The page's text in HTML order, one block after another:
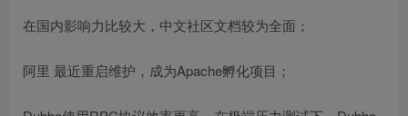
在国内影响力比较大，中文社区文档较为全面；
阿里 最近重启维护，成为Apache孵化项目；